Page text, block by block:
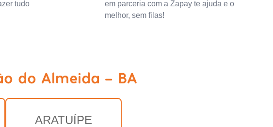
tudo
em parceria com a Zapay te ajuda e o
melhor, sem filas!
do Almeida - BA
ARATUÍPE